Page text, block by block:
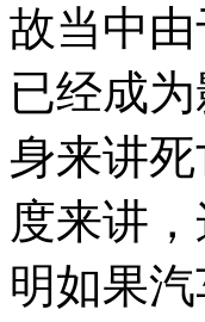
故当中
已经成
身来讲
度来讲
明如果